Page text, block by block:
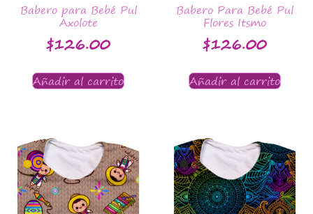
Babero para Bebé Pul
Axolote
$126.00
Añadir al carrito
Babero Para Bebé Pul
Flores Itsmo
$126.00
Añadir al carrito